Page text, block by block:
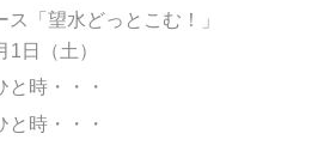
「望水どっとこむ！」
日（土）
時・・・
時・・・